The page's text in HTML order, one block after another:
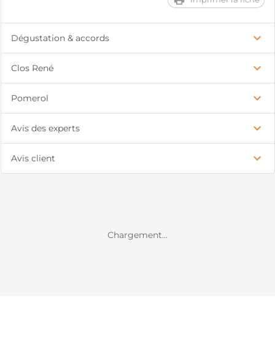
Dégustation & accords
Clos René
Pomerol
Avis des experts
Avis client
Chargement...